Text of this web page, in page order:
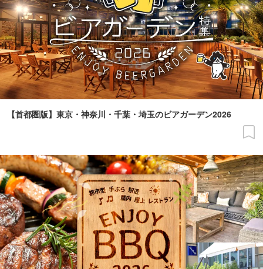
【首都圏版】東京・神奈川・千葉・埼玉のビアガーデン2026